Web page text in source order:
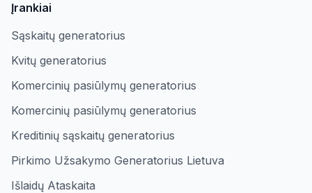
Įrankiai
Sąskaitų generatorius
Kvitų generatorius
Komercinių pasiūlymų generatorius
Komercinių pasiūlymų generatorius
Kreditinių sąskaitų generatorius
Pirkimo Užsakymo Generatorius Lietuva
Išlaidų Ataskaita